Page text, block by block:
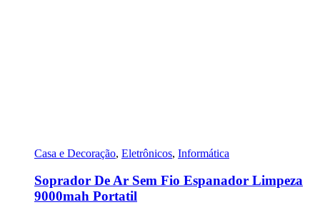
Casa e Decoração, Eletrônicos, Informática
Soprador De Ar Sem Fio Espanador Limpeza
9000mah Portatil